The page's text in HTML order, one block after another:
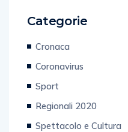
Categorie
Cronaca
Coronavirus
Sport
Regionali 2020
Spettacolo e Cultura